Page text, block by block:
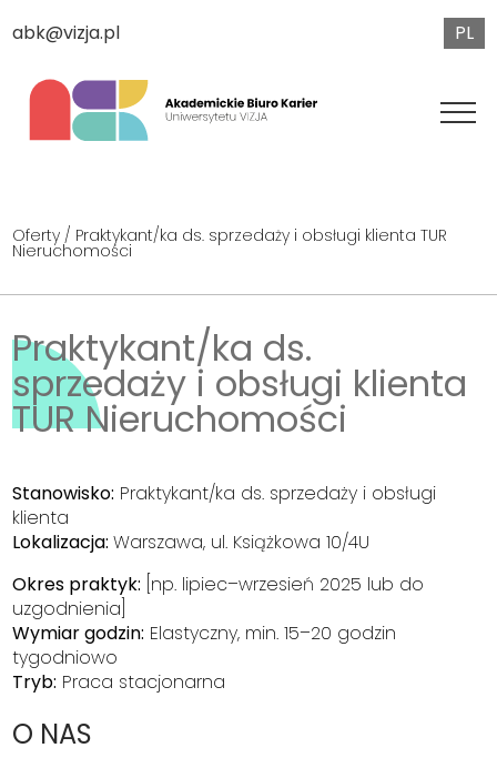
abk@vizja.pl PL
Oferty / Praktykant/ka ds. sprzedaży i obsługi klienta TUR
Nieruchomości
Praktykant/ka ds.
sprzedaży i obsługi klienta
TUR Nieruchomości
Stanowisko: Praktykant/ka ds. sprzedaży i obsługi
klienta
Lokalizacja:Warszawa, ul. Książkowa 10/4U
Okres praktyk: [np. lipiec–wrzesień 2025 lub do
uzgodnienia]
Wymiar godzin: Elastyczny, min. 15–20 godzin
tygodniowo
Tryb: Praca stacjonarna
O NAS